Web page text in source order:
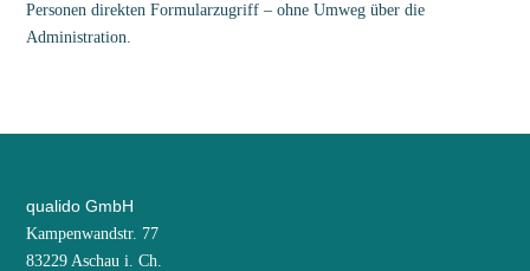
Personen direkten Formularzugriff – ohne Umweg über die
Administration.
qualido GmbH
Kampenwandstr. 77
83229 Aschau i. Ch.